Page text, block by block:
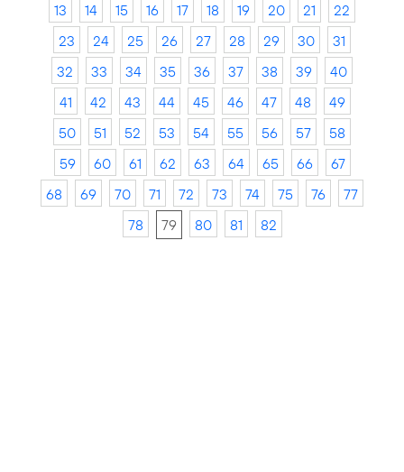
13
14 15 16 17 18 19 20 21
22
23
24 25 26 27 28 29 30
31
32
33 34 35 36 37 38 39
40
41
42 43 44 45 46 47 48
49
50
51 52 53 54 55 56 57
58
59
60 61 62 63 64 65 66
67
68
69 70 71 72 73 74 75 76
77
78
79 80 81 82